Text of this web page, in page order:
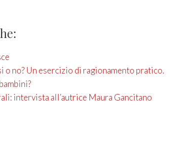
o no? Un esercizio di ragionamento pratico.
intervista all’autrice Maura Gancitano